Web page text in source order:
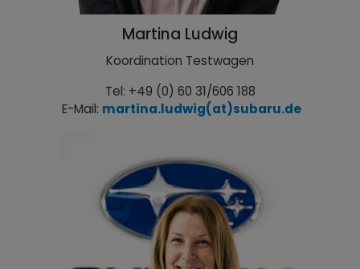
Martina Ludwig
Koordination Testwagen
Tel: +49 (0) 60 31/606 188
E-Mail: martina.ludwig(at)subaru.de